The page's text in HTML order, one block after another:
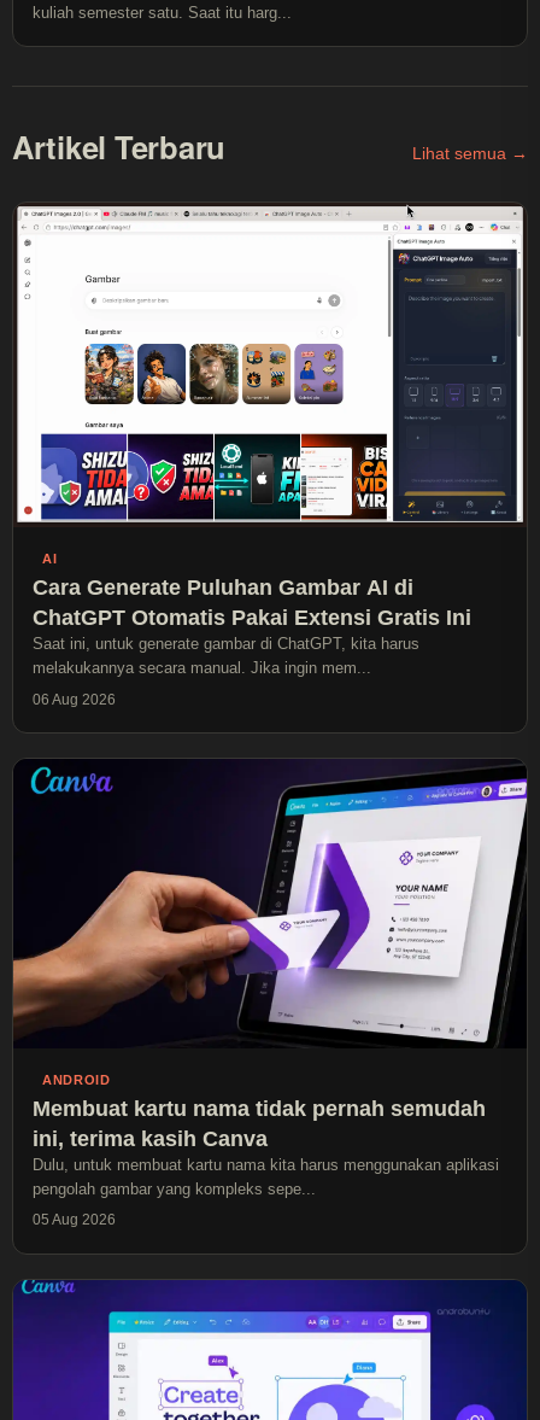
kuliah semester satu. Saat itu harg...
Artikel Terbaru Lihat semua →
AI
Cara Generate Puluhan Gambar AI di
ChatGPT Otomatis Pakai Extensi Gratis Ini
Saat ini, untuk generate gambar di ChatGPT, kita harus
melakukannya secara manual. Jika ingin mem...
06 Aug 2026
ANDROID
Membuat kartu nama tidak pernah semudah
ini, terima kasih Canva
Dulu, untuk membuat kartu nama kita harus menggunakan aplikasi
pengolah gambar yang kompleks sepe...
05 Aug 2026